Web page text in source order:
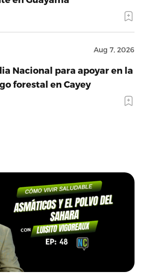
Aug 7, 2026
Nacional para apoyar en la
forestal en Cayey